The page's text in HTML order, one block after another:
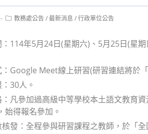
Post教務處公告 / 最新消息 / 行政單位公告
114年5月24日(星期六)、5月25日(星
Google Meet線上研習(研習連結將於
30人。
凡參加過高級中等學校本土語文教育
始得報名參加。
發：全程參與研習課程之教師，於「